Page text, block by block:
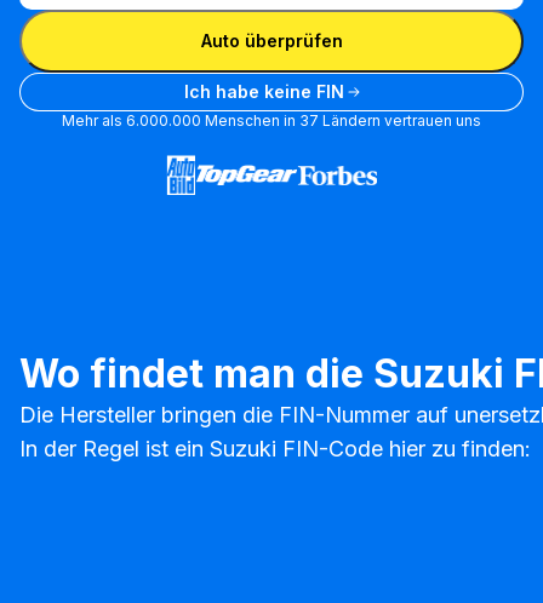
FIN eingeben
Auto überprüfen
Ich habe keine FIN
Mehr als 6.000.000 Menschen in 37 Ländern vertrauen uns
Wo findet man die Suzuki
Die Hersteller bringen die FIN-Nummer auf
In der Regel ist ein Suzuki FIN-Code hier zu finden: